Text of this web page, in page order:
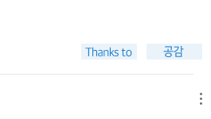
시대에 절실히 요구되는 ‘삶에 대한
참여할 수 있게 해줄 것이다.